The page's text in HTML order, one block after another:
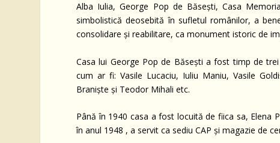
Alba Iulia, George Pop de Băsești, Casa
simbolistică deosebită în sufletul românilor, a
consolidare și reabilitare, ca monument istoric de
Casa lui George Pop de Băsești a fost timp de
cum ar fi: Vasile Lucaciu, Iuliu Maniu, Vasile
Braniște și Teodor Mihali etc.
Până în 1940 casa a fost locuită de fiica sa, Elena
în anul 1948 , a servit ca sediu CAP și magazie de